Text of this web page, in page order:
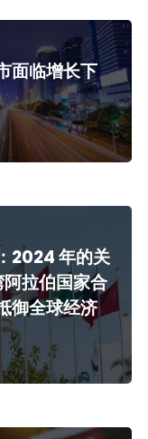
面临增长下
2024 年的关
拉伯国家合
御全球经济